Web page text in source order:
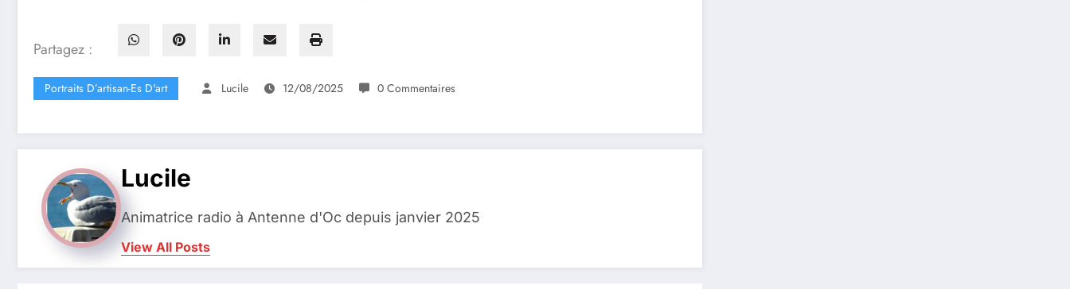
Partagez :
Portraits D’artisan-Es D'art Lucile 12/08/2025 0 Commentaires
Lucile
Animatrice radio à Antenne d'Oc depuis janvier 2025
View All Posts